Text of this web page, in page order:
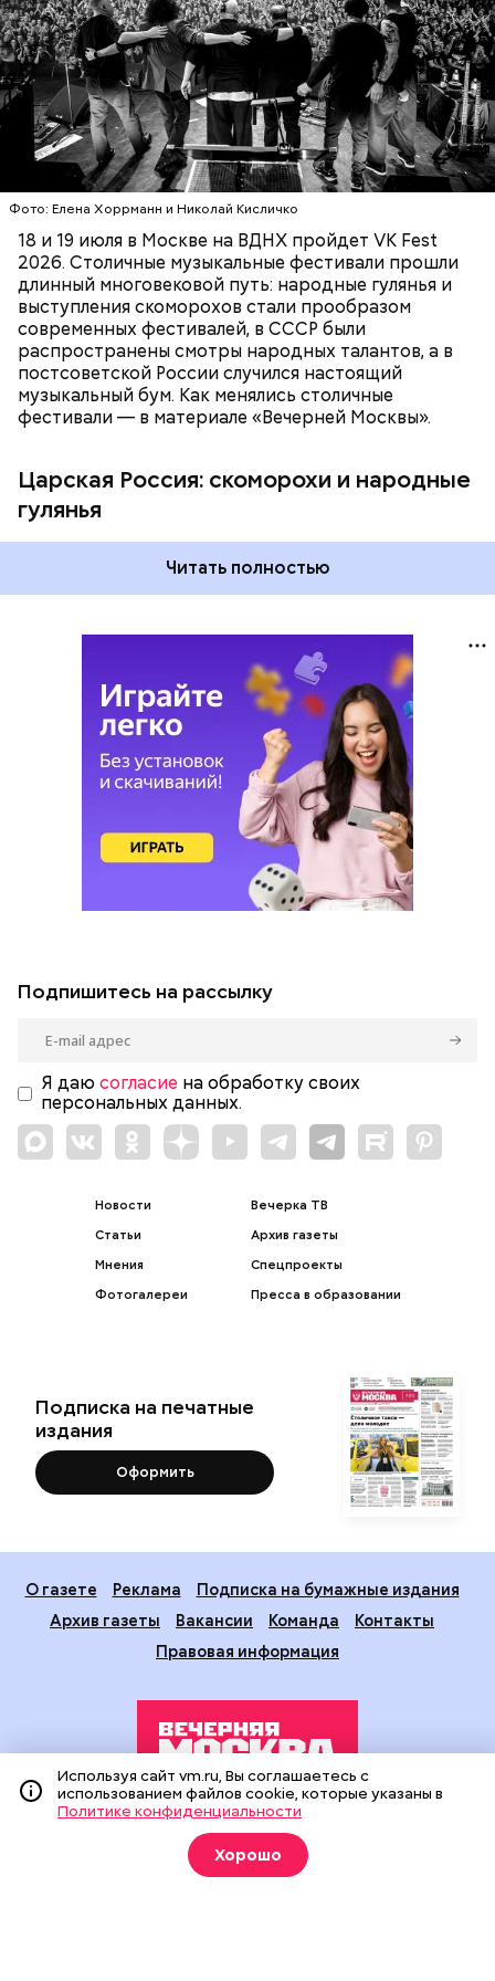
Фото: Елена Хоррманн и Николай Кисличко
18 и 19 июля в Москве на ВДНХ пройдет VK Fest
2026. Столичные музыкальные фестивали прошли
длинный многовековой путь: народные гулянья и
выступления скоморохов стали прообразом
современных фестивалей, в СССР были
распространены смотры народных талантов, а в
постсоветской России случился настоящий
музыкальный бум. Как менялись столичные
фестивали — в материале «Вечерней Москвы».
Царская Россия: скоморохи и народные
гулянья
Фото: public domain
были скоморохи. Их творчество сочетало в себе не
только музыку, но и танцы, театрализованные и
цирковые представления. Появившиеся как
минимум в XI веке скоморохи получили особую
популярность в XV–XVII веках.
Читать полностью
МОСКВА МУЗЫКА
ИСТОРИЯ
ФЕСТИВАЛИ
Подпишитесь на рассылку
Я даю согласие на обработку своих
персональных данных.
Новости
Статьи
Мнения
Фотогалереи
Вечерка ТВ
Архив газеты
Спецпроекты
Пресса в образовании
Подписка на печатные
издания
Оформить
О газете Реклама
Подписка на бумажные издания
Архив газеты
Вакансии Команда
Контакты
Правовая информация
Издание создано при финансовой поддержке Департамента
средств массовой информации и рекламы города Москвы.
На сайте применяются рекомендательные технологии
(информационные технологии предоставления информации
Используя сайт vm.ru, Вы соглашаетесь с
использованием файлов cookie, которые указаны в
Политике конфиденциальности
Хорошо